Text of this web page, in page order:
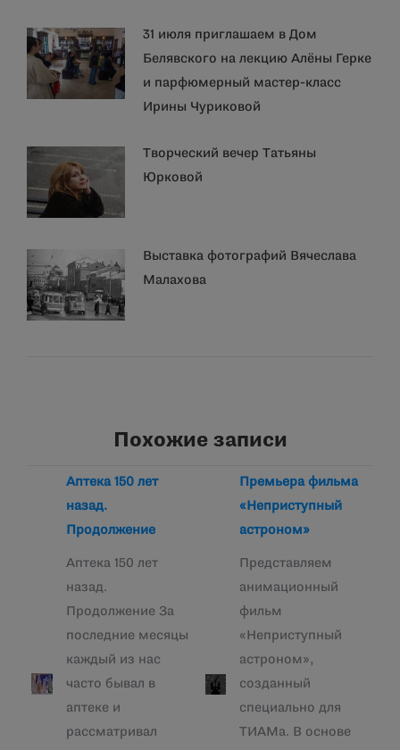
31 июля приглашаем в Дом
Белявского на лекцию Алёны Герке
и парфюмерный мастер-класс
Ирины Чуриковой
Творческий вечер Татьяны
Юрковой
Выставка фотографий Вячеслава
Малахова
Похожие записи
Аптека 150 лет
назад.
Продолжение
Аптека 150 лет
назад.
Продолжение За
последние месяцы
каждый из нас
часто бывал в
аптеке и
рассматривал
Премьера фильма
«Неприступный
астроном»
Представляем
анимационный
фильм
«Неприступный
астроном»,
созданный
специально для
ТИАМа. В основе